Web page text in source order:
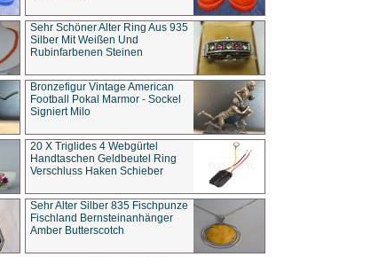
Sehr Schöner Alter Ring Aus 935
Silber Mit Weißen Und
Rubinfarbenen Steinen
Bronzefigur Vintage American
Football Pokal Marmor - Sockel
Signiert Milo
20 X Triglides 4 Webgürtel
Handtaschen Geldbeutel Ring
Verschluss Haken Schieber
Sehr Alter Silber 835 Fischpunze
Fischland Bernsteinanhänger
Amber Butterscotch